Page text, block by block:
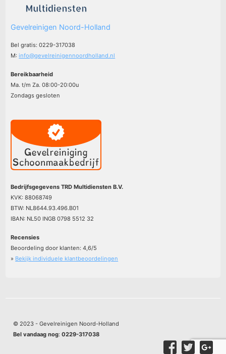
Gevelreinigen Noord-Holland
Bel gratis: 0229-317038
M:info@gevelreinigennoordholland.nl
Bereikbaarheid
Ma. t/m Za. 08:00-20:00u
Zondags gesloten
Bedrijfsgegevens TRD Multidiensten B.V.
KVK: 88068749
BTW: NL8644.93.496.B01
IBAN: NL50 INGB 0798 5512 32
Recensies
Beoordeling door klanten:4,6/5
» Bekijk individuele klantbeoordelingen
© 2023 - Gevelreinigen Noord-Holland
Bel vandaag nog:0229-317038